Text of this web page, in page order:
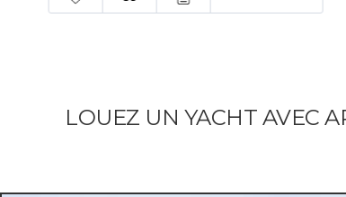
LOUEZ UN YACHT AVEC